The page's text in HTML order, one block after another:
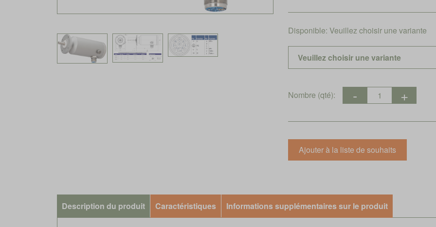
Disponible: Veuillez choisir une variante
Nombre (qté):
Description du produit Caractéristiques Informations supplémentaires sur le produit